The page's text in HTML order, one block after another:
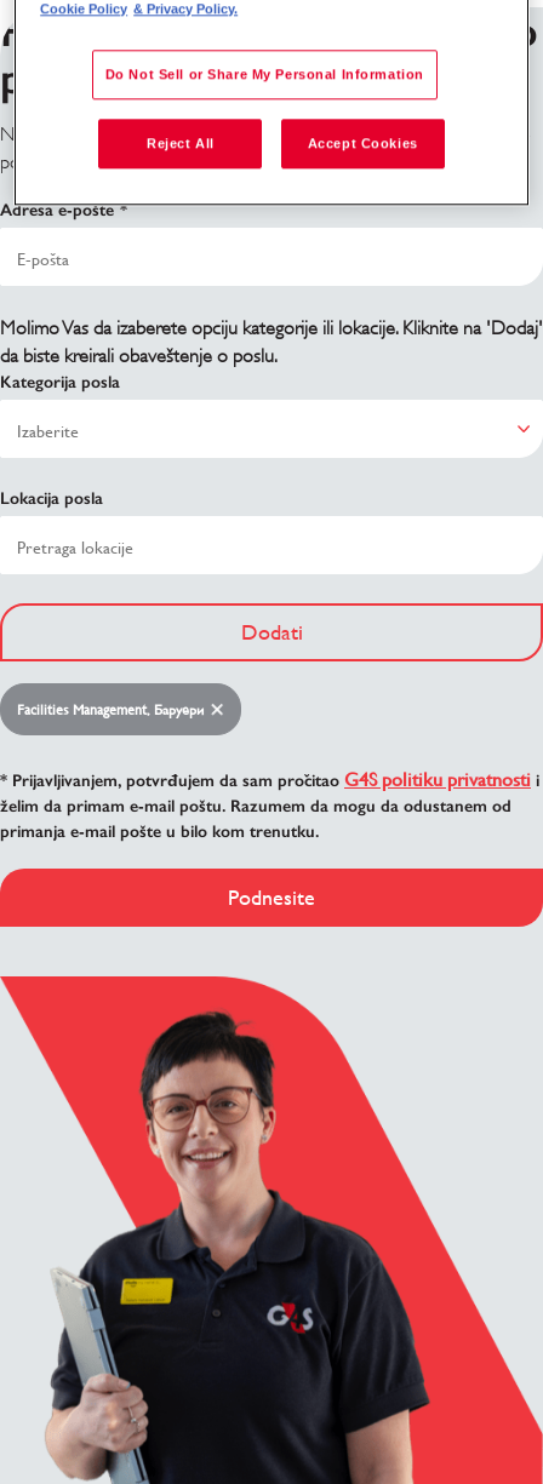
Prijavite se za obaveštenja o
poslovima
Ne vidite šta tražite? Prijavite se i mi ćemo Vas obavestiti kada pozicije
postanu dostupne.
Adresa e-pošte
Molimo Vas da izaberete opciju kategorije ili lokacije. Kliknite na 'Dodaj'
da biste kreirali obaveštenje o poslu.
Kategorija posla
Lokacija posla
Dodati
Facilities Management, Баруери
* Prijavljivanjem, potvrđujem da sam pročitao G4S politiku privatnosti i
želim da primam e-mail poštu. Razumem da mogu da odustanem od
primanja e-mail pošte u bilo kom trenutku.
Podnesite
Cookie Policy & Privacy Policy.
Do Not Sell or Share My Personal Information
Reject All Accept Cookies